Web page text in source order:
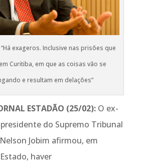
exageros. Inclusive nas prisões que
Curitiba, em que as coisas vão se
e resultam em delações”
ESTADÃO (25/02):O ex-
do Supremo Tribunal
Jobim afirmou, em
haver